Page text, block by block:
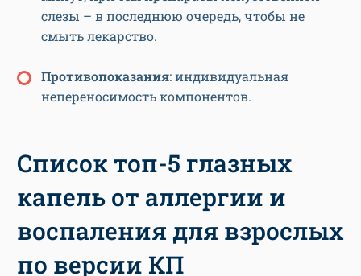
слезы – в последнюю очередь, чтобы не
смыть лекарство.
Противопоказания: индивидуальная
непереносимость компонентов.
Список топ-5 глазных
капель от аллергии и
воспаления для взрослых
по версии КП